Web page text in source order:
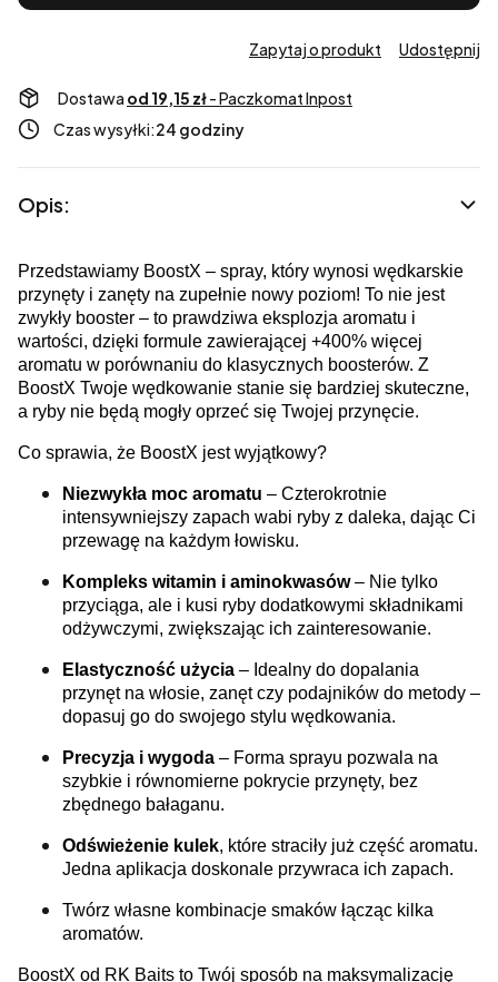
Zapytaj o produkt Udostępnij
Dostawa od 19,15 zł- Paczkomat Inpost
Czas wysyłki:24 godziny
Opis:
Przedstawiamy BoostX – spray, który wynosi wędkarskie
przynęty i zanęty na zupełnie nowy poziom! To nie jest
zwykły booster – to prawdziwa eksplozja aromatu i
wartości, dzięki formule zawierającej +400% więcej
aromatu w porównaniu do klasycznych boosterów. Z
BoostX Twoje wędkowanie stanie się bardziej skuteczne,
a ryby nie będą mogły oprzeć się Twojej przynęcie.
Co sprawia, że BoostX jest wyjątkowy?
Niezwykła moc aromatu – Czterokrotnie
intensywniejszy zapach wabi ryby z daleka, dając Ci
przewagę na każdym łowisku.
Kompleks witamin i aminokwasów– Nie tylko
przyciąga, ale i kusi ryby dodatkowymi składnikami
odżywczymi, zwiększając ich zainteresowanie.
Elastyczność użycia – Idealny do dopalania
przynęt na włosie, zanęt czy podajników do metody –
dopasuj go do swojego stylu wędkowania.
Precyzja i wygoda – Forma sprayu pozwala na
szybkie i równomierne pokrycie przynęty, bez
zbędnego bałaganu.
Odświeżenie kulek, które straciły już część aromatu.
Jedna aplikacja doskonale przywraca ich zapach.
Twórz własne kombinacje smaków łącząc kilka
aromatów.
BoostX od RK Baits to Twój sposób na maksymalizację